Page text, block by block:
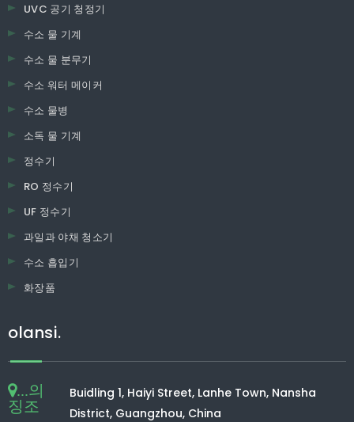
UVC 공기 청정기
수소 물 기계
수소 물 분무기
수소 워터 메이커
수소 물병
소독 물 기계
정수기
RO 정수기
UF 정수기
과일과 야채 청소기
수소 흡입기
화장품
olansi.
...의
징조
Buidling 1, Haiyi Street, Lanhe Town, Nansha
District, Guangzhou, China